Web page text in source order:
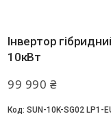
Інвертор
10кВт
99 990 ₴
SUN-10K-SG02 LP1-